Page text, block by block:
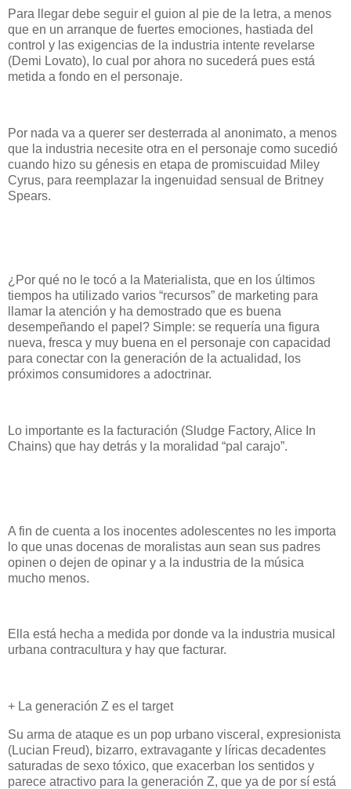
Para llegar debe seguir el guion al pie de la letra, a menos
que en un arranque de fuertes emociones, hastiada del
control y las exigencias de la industria intente revelarse
(Demi Lovato), lo cual por ahora no sucederá pues está
metida a fondo en el personaje.
Por nada va a querer ser desterrada al anonimato, a menos
que la industria necesite otra en el personaje como sucedió
cuando hizo su génesis en etapa de promiscuidad Miley
Cyrus, para reemplazar la ingenuidad sensual de Britney
Spears.
¿Por qué no le tocó a la Materialista, que en los últimos
tiempos ha utilizado varios “recursos” de marketing para
llamar la atención y ha demostrado que es buena
desempeñando el papel? Simple: se requería una figura
nueva, fresca y muy buena en el personaje con capacidad
para conectar con la generación de la actualidad, los
próximos consumidores a adoctrinar.
Lo importante es la facturación (Sludge Factory, Alice In
Chains) que hay detrás y la moralidad “pal carajo”.
A fin de cuenta a los inocentes adolescentes no les importa
lo que unas docenas de moralistas aun sean sus padres
opinen o dejen de opinar y a la industria de la música
mucho menos.
Ella está hecha a medida por donde va la industria musical
urbana contracultura y hay que facturar.
+ La generación Z es el target
Su arma de ataque es un pop urbano visceral, expresionista
(Lucian Freud), bizarro, extravagante y líricas decadentes
saturadas de sexo tóxico, que exacerban los sentidos y
parece atractivo para la generación Z, que ya de por sí está